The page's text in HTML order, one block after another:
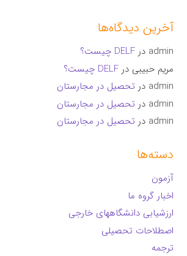
آخرین دیدگاه‌ها
admin درDELF چیست؟
مریم حبیبی درDELF چیست؟
admin در تحصیل در مجارستان
admin در تحصیل در مجارستان
admin در تحصیل در مجارستان
دسته‌ها
آزمون
اخبار گروه ما
ارزشیابی دانشگاههای خارجی
اصطلاحات تحصیلی
ترجمه